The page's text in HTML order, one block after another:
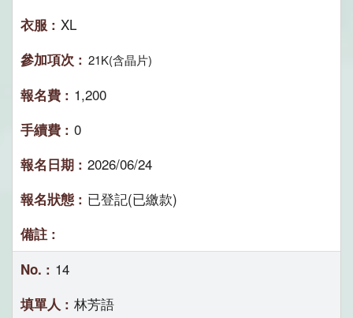
XL
21K(含晶片)
1,200
0
2026/06/24
已登記(已繳款)
14
林芳語